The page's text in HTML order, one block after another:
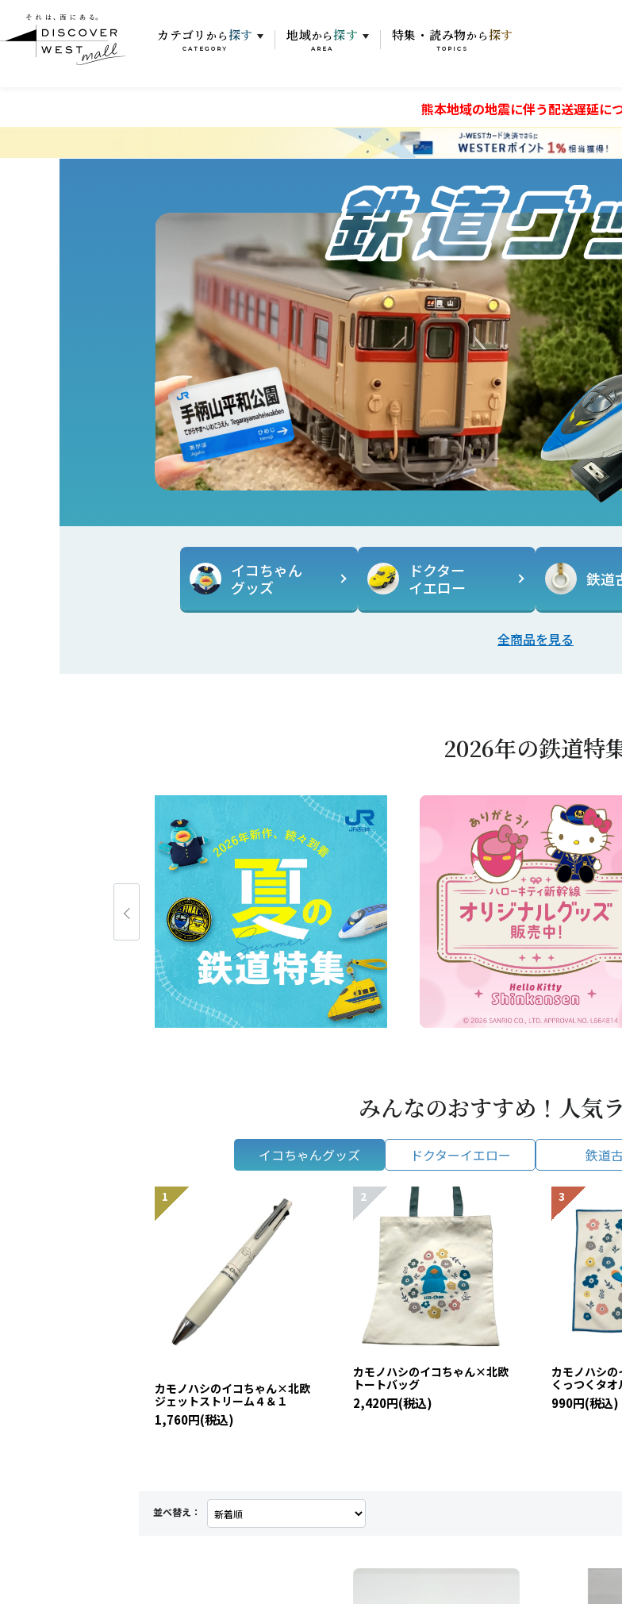
カテゴリ から 探す
CATEGORY
地域から 探す
AREA
特集・読み物から 探す
TOPICS
熊本地域の地震に伴う配送遅延に
イコちゃん
グッズ
ドクター
イエロー
鉄道
全商品を見る
2026年の鉄道特
みんなのおすすめ！人気
イコちゃんグッズ ドクターイエロー 鉄道
カモノハシのイコちゃん×北欧
ジェットストリーム４＆１
1,760円(税込)
カモノハシのイコちゃん×北欧
トートバッグ
2,420円(税込)
カモノハシ
くっつくタオ
990円(税込)
並べ替え：